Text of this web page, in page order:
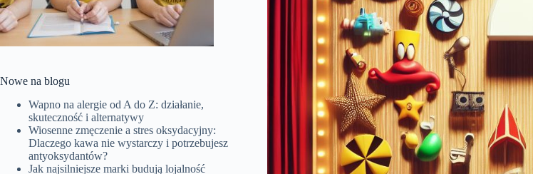
Nowe na blogu
Wapno na alergie od A do Z: działanie,
skuteczność i alternatywy
Wiosenne zmęczenie a stres oksydacyjny:
Dlaczego kawa nie wystarczy i potrzebujesz
antyoksydantów?
Jak najsilniejsze marki budują lojalność